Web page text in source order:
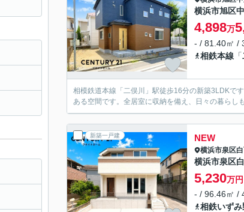
横浜市旭区
4,898万
- / 81.40㎡ /
相鉄本線 「
相模鉄道本線「二俣川」駅徒歩16分の新築3LDKで
ある空間です。全居室に収納を備え、日々の暮らし
新築一戸建 NEW
横浜市泉区
横浜市泉区
5,230万円
- / 96.46㎡ /
相鉄いずみ